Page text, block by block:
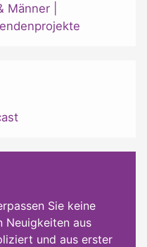
Männer
Sie keine
Neuigkeiten aus
und aus erster